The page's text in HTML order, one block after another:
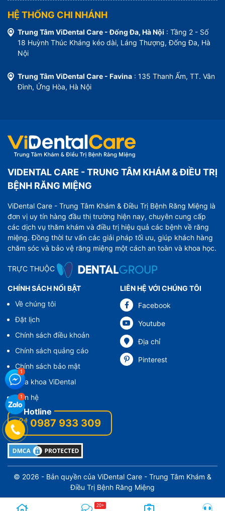
HỆ THỐNG CHI NHÁNH
Trung Tâm ViDental Care - Đống Đa, Hà Nội : Tầng 2 - Số
18 Huỳnh Thúc Kháng kéo dài, Láng Thượng, Đống Đa, Hà
Nội
Trung Tâm ViDental Care - Favina : 135 Thanh Ấm, TT. Vân
Đình, Ứng Hòa, Hà Nội
VIDENTAL CARE - TRUNG TÂM KHÁM & ĐIỀU TRỊ
BỆNH RĂNG MIỆNG
ViDental Care - Trung Tâm Khám & Điều Trị Bệnh Răng Miệng là
đơn vị uy tín hàng đầu thị trường hiện nay, chuyên cung cấp
các dịch vụ thăm khám và điều trị hiệu quả các bệnh về răng
miệng. Đồng thời tư vấn các giải pháp tối ưu, giúp khách hàng
chăm sóc và bảo vệ răng miệng một cách an toàn và khoa học.
TRỰC THUỘC
CHÍNH SÁCH NỔI BẬT
Về chúng tôi
Đặt lịch
Chính sách điều khoản
Chính sách quảng cáo
Chính sách bảo mật
Nha khoa ViDental
Liên hệ
LIÊN HỆ VỚI CHÚNG TÔI
Facebook
Youtube
Địa chỉ
Pinterest
0987 933 309
© 2026 - Bản quyền của ViDental Care - Trung Tâm Khám &
Điều Trị Bệnh Răng Miệng
20+